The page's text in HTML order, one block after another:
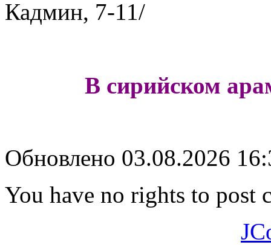
Кадмин, 7-11/
В сирийском
Обновлено 03.08.2026
You have no rights to post